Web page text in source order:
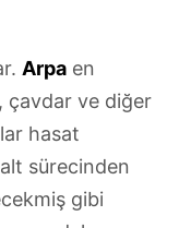
Arpa en
çavdar ve diğer
hasat
sürecinden
gibi